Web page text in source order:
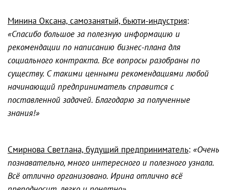
Минина Оксана, самозанятый, бьюти-индустрия:
«Спасибо большое за полезную информацию и
рекомендации по написанию бизнес-плана для
социального контракта. Все вопросы разобраны по
существу. С такими ценными рекомендациями любой
начинающий предприниматель справится с
поставленной задачей. Благодарю за полученные
знания!»
Смирнова Светлана, будущий предприниматель: «Очень
познавательно, много интересного и полезного узнала.
Всё отлично организовано. Ирина отлично всё